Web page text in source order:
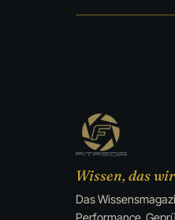
Wissen, das
Das
Performance.